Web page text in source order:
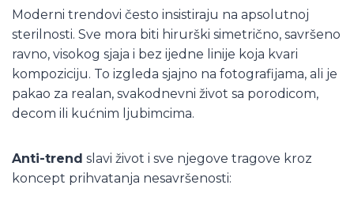
Moderni trendovi često insistiraju na apsolutnoj
sterilnosti. Sve mora biti hirurški simetrično, savršeno
ravno, visokog sjaja i bez ijedne linije koja kvari
kompoziciju. To izgleda sjajno na fotografijama, ali je
pakao za realan, svakodnevni život sa porodicom,
decom ili kućnim ljubimcima.
Anti-trend slavi život i sve njegove tragove kroz
koncept prihvatanja nesavršenosti: